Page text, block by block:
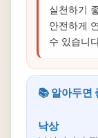
실천하기
안전하게
수 있습니
📚 알아두면
낙상